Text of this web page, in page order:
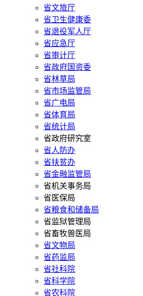
省文旅厅
省卫生健康委
省退役军人厅
省应急厅
省审计厅
省政府国资委
省林草局
省市场监管局
省广电局
省体育局
省统计局
省政府研究室
省人防办
省扶贫办
省金融监管局
省机关事务局
省医保局
省粮食和储备局
省监狱管理局
省畜牧兽医局
省文物局
省药监局
省社科院
省科学院
省农科院